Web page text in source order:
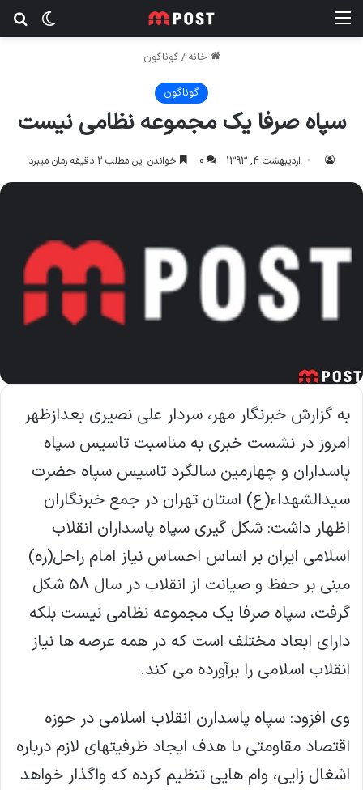
تغییر
خانه /گوناگون
گوناگون
سپاه صرفا یک مجموعه نظامی نیست
اردیبهشت 4, 1393 0 خواندن این مطلب 2 دقیقه زمان میبرد
به گزارش خبرنگار مهر، سردار علی نصیری بعدازظهر
امروز در نشست خبری به مناسبت تاسیس سپاه
پاسداران و چهارمین سالگرد تاسیس سپاه حضرت
سیدالشهداء(ع) استان تهران در جمع خبرنگاران
اظهار داشت: شکل گیری سپاه پاسداران انقلاب
اسلامی ایران بر اساس احساس نیاز امام راحل(ره)
مبنی بر حفظ و صیانت از انقلاب در سال 58 شکل
گرفت، سپاه صرفا یک مجموعه نظامی نیست بلکه
دارای ابعاد مختلف است که در همه عرصه ها نیاز
انقلاب اسلامی را برآورده می کند.
وی افزود: سپاه پاسدارن انقلاب اسلامی در حوزه
اقتصاد مقاومتی با هدف ایجاد ظرفیتهای لازم درباره
اشغال زایی، وام هایی تنظیم کرده که واگذار خواهد